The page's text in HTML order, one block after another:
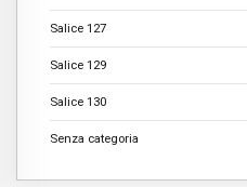
Salice 127
Salice 129
Salice 130
Senza categoria